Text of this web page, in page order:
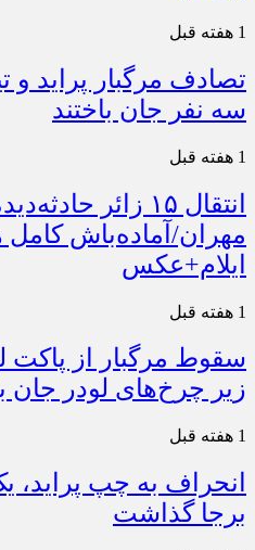
1 هفته قبل
تصادف مرگبار پراید و
سه نفر جان باختند
1 هفته قبل
انتقال ۱۵ زائر
مهران/آماده‌باش کامل
ایلام+عکس
1 هفته قبل
سقوط مرگبار از
زیر چرخ‌های لودر جان
1 هفته قبل
انحراف به چپ
برجا گذاشت